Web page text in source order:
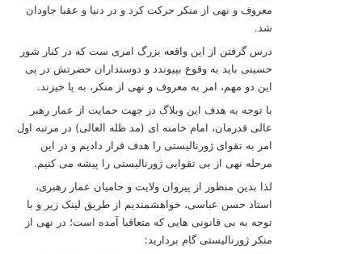
معروف و نهی از منکر حرکت کرد و در دنیا و عقبا جاودان
شد.
درس گرفتن از این واقعه بزرگ امری ست که در کنار شور
حسینی باید به وقوع بپیوندد و دوستداران حضرتش در پی
این دو مهم، امر به معروف و نهی از منکر، به پا خیزند.
با توجه به هدف این وبلاگ در جهت حمایت از عمار رهبر
عالی قدرمان، امام خامنه ای (مد ظله العالی) در مرتبه اول
امر به تقوای ژورنالیستی را هدف قرار دادیم و در این
مرحله نهی از بی تقوایی ژورنالیستی را پیشه می کنیم.
لذا بدین منظور از پیروان ولایت و حامیان عمار رهبری،
استاد حسن عباسی، خواهشمندیم از طریق لینک زیر و با
توجه به بی قانونی هایی که متعاقبا آمده است؛ در نهی از
منکر ژورنالیستی گام بردارید: